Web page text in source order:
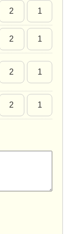
2 1
2 1
2 1
2 1